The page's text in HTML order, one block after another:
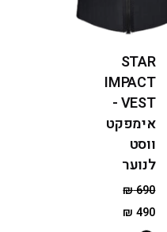
STAR
IMPACT
VEST -
אימפקט
ווסט
לנוער
₪690
₪ 490